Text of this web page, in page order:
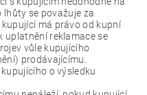
se považuje za
má právo od kupní
uplatnění reklamace se
vůle kupujícího
prodávajícímu.
o výsledku